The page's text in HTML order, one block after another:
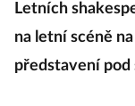
Letních
na letní scéně
představení pod